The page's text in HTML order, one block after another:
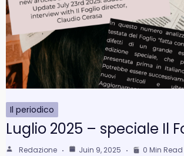
Il periodico
Luglio 2025 – speciale Il
Redazione Juin 9, 2025 0 Min Read